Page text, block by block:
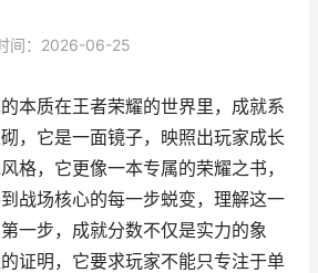
间：2026-06-25
本质在王者荣耀的世界里，成就系
，它是一面镜子，映照出玩家成长
格，它更像一本专属的荣耀之书，
战场核心的每一步蜕变，理解这一
一步，成就分数不仅是实力的象
证明，它要求玩家不能只专注于单